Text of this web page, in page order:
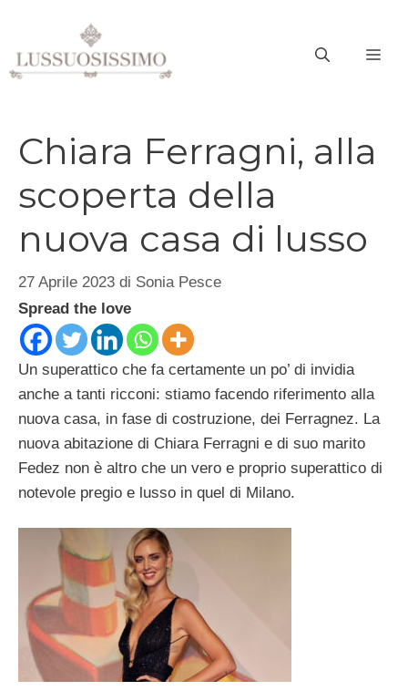
contenuto
Chiara Ferragni, alla
scoperta della
nuova casa di lusso
27 Aprile 2023 di Sonia Pesce
Spread the love
Un superattico che fa certamente un po’ di invidia
anche a tanti ricconi: stiamo facendo riferimento alla
nuova casa, in fase di costruzione, dei Ferragnez. La
nuova abitazione di Chiara Ferragni e di suo marito
Fedez non è altro che un vero e proprio superattico di
notevole pregio e lusso in quel di Milano.